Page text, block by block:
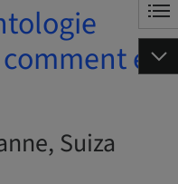
et
Suiza